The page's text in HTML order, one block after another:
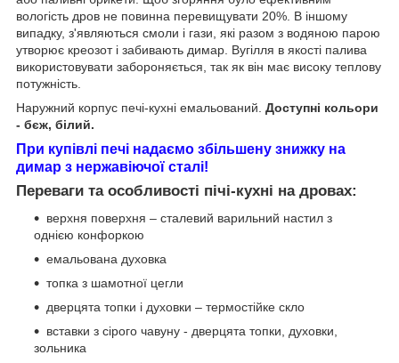
вологість дров не повинна перевищувати 20%. В іншому
випадку, з'являються смоли і гази, які разом з водяною парою
утворює креозот і забивають димар. Вугілля в якості палива
використовувати забороняється, так як він має високу теплову
потужність.
Наружний корпус печі-кухні емальований. Доступні кольори
- бєж, білий.
При купівлі печі надаємо збільшену знижку на
димар з нержавіючої сталі!
Переваги та особливості пічі-кухні на дровах:
верхня поверхня – сталевий варильний настил з
однією конфоркою
емальована духовка
топка з шамотної цегли
дверцята топки і духовки – термостійке скло
вставки з сірого чавуну - дверцята топки, духовки,
зольника